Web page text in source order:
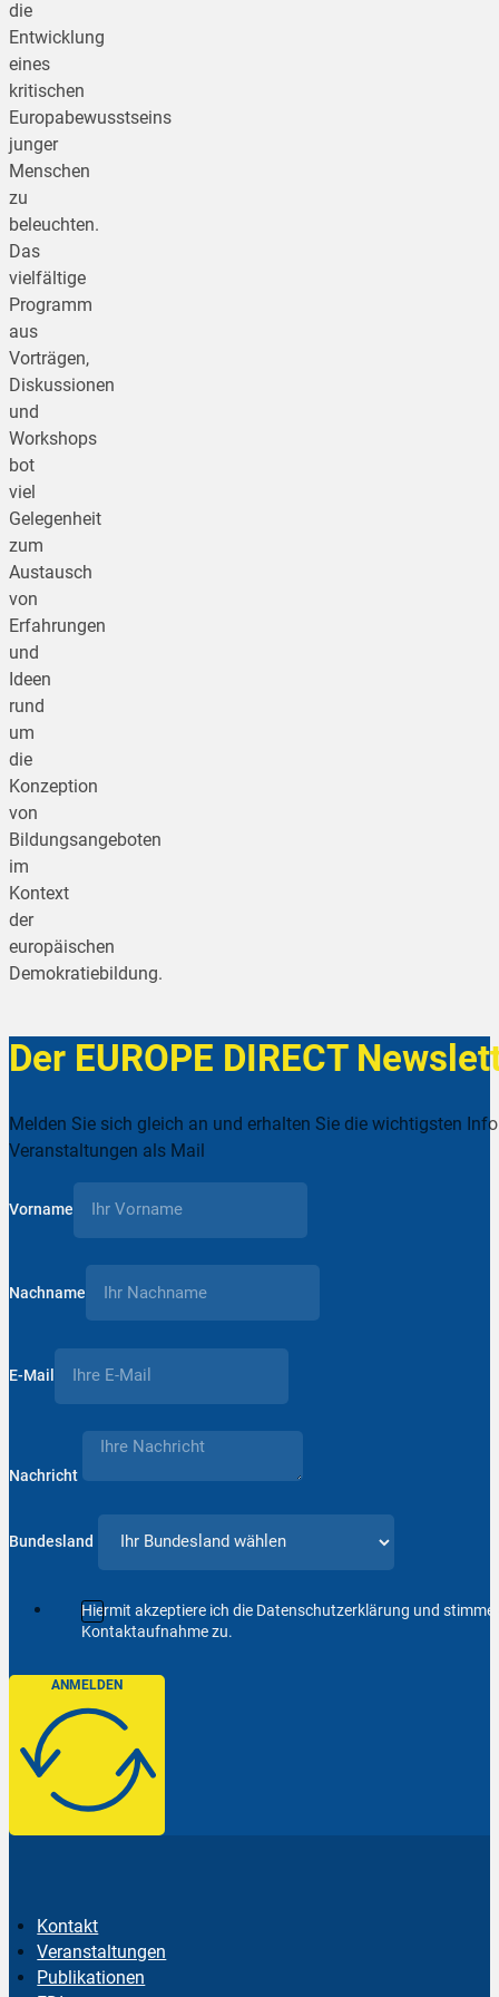
die
Entwicklung
eines
kritischen
Europabewusstseins
junger
Menschen
zu
beleuchten.
Das
vielfältige
Programm
aus
Vorträgen,
Diskussionen
und
Workshops
bot
viel
Gelegenheit
zum
Austausch
von
Erfahrungen
und
Ideen
rund
um
die
Konzeption
von
Bildungsangeboten
im
Kontext
der
europäischen
Demokratiebildung.
Der EUROPE DIRECT
Melden Sie sich gleich an und erhalten Sie die wichtigsten
Veranstaltungen als Mail
Vorname
Nachname
E-Mail
Nachricht
Bundesland
Hiermit akzeptiere ich die Datenschutzerklärung und
Kontaktaufnahme zu.
ANMELDEN
Kontakt
Veranstaltungen
Publikationen